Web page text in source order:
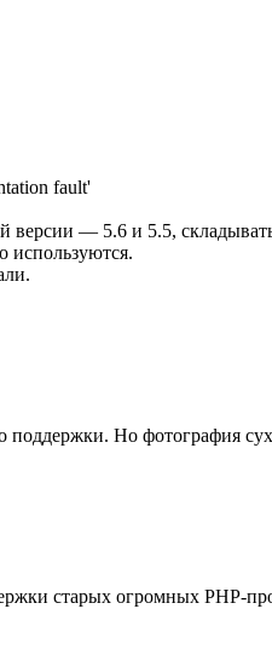
fault'
версии — 5.6 и 5.5,
используются.
Но фотография
старых огромных PHP-